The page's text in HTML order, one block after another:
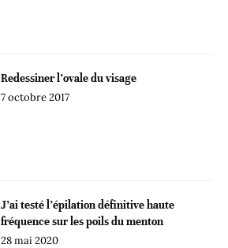
Redessiner l’ovale du visage
7 octobre 2017
J’ai testé l’épilation définitive haute
fréquence sur les poils du menton
28 mai 2020